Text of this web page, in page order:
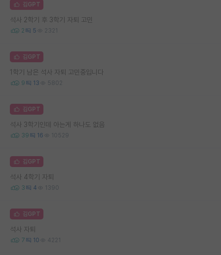
김GPT
석사 2학기 후 3학기 자퇴 고민
2 5 2321
김GPT
1학기 남은 석사 자퇴 고민중입니다
9 13 5802
김GPT
석사 3학기인데 아는게 하나도 없음
39 16 10529
김GPT
석사 4학기 자퇴
3 4 1390
김GPT
석사 자퇴
7 10 4221